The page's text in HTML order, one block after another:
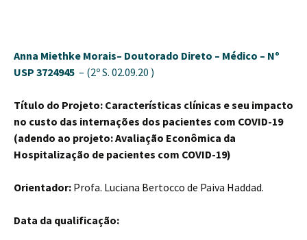
Anna Miethke Morais– Doutorado Direto – Médico – Nº
USP 3724945 – (2º S. 02.09.20 )
Título do Projeto: Características clínicas e seu impacto
no custo das internações dos pacientes com COVID-19
(adendo ao projeto: Avaliação Econômica da
Hospitalização de pacientes com COVID-19)
Orientador: Profa. Luciana Bertocco de Paiva Haddad.
Data da qualificação: